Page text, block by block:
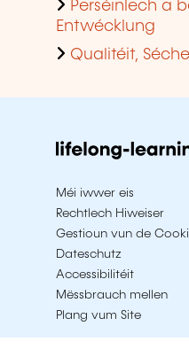
Perséinlech a
Entwécklung
Qualitéit,
Méi iwwer eis
Rechtlech Hiweiser
Gestioun vun de
Dateschutz
Accessibilitéit
Mëssbrauch mellen
Plang vum Site